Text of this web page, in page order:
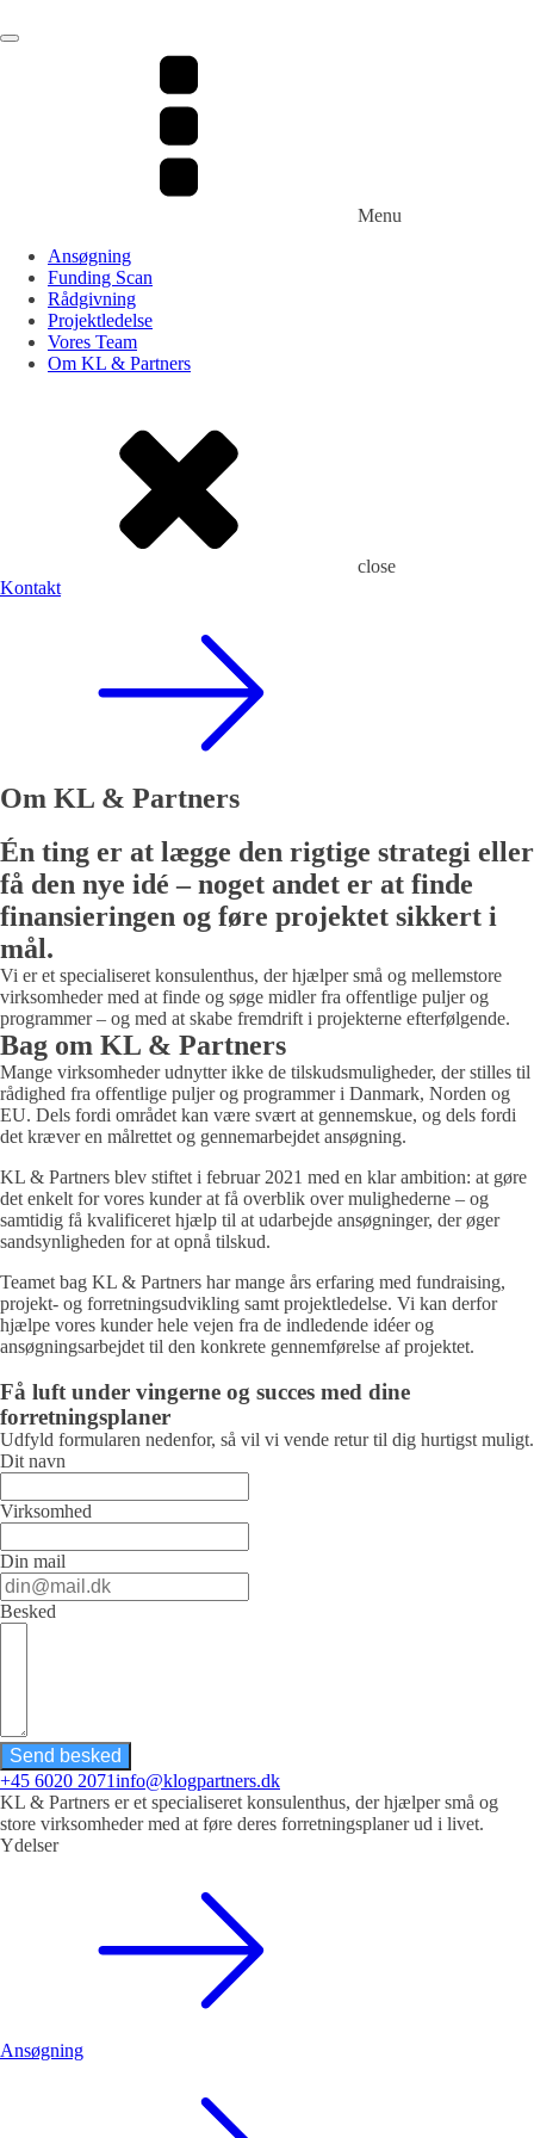
Menu
Ansøgning
Funding Scan
Rådgivning
Projektledelse
Vores Team
Om KL & Partners
close
Kontakt
Om KL & Partners
Én ting er at lægge den rigtige strategi eller
få den nye idé – noget andet er at finde
finansieringen og føre projektet sikkert i
mål.
Vi er et specialiseret konsulenthus, der hjælper små og mellemstore
virksomheder med at finde og søge midler fra offentlige puljer og
programmer – og med at skabe fremdrift i projekterne efterfølgende.
Bag om KL & Partners
Mange virksomheder udnytter ikke de tilskudsmuligheder, der stilles til
rådighed fra offentlige puljer og programmer i Danmark, Norden og
EU. Dels fordi området kan være svært at gennemskue, og dels fordi
det kræver en målrettet og gennemarbejdet ansøgning.
KL & Partners blev stiftet i februar 2021 med en klar ambition: at gøre
det enkelt for vores kunder at få overblik over mulighederne – og
samtidig få kvalificeret hjælp til at udarbejde ansøgninger, der øger
sandsynligheden for at opnå tilskud.
Teamet bag KL & Partners har mange års erfaring med fundraising,
projekt- og forretningsudvikling samt projektledelse. Vi kan derfor
hjælpe vores kunder hele vejen fra de indledende idéer og
ansøgningsarbejdet til den konkrete gennemførelse af projektet.
Få luft under vingerne og succes med dine
forretningsplaner
Udfyld formularen nedenfor, så vil vi vende retur til dig hurtigst muligt.
Dit navn
Virksomhed
Din mail
Besked
Send besked
+45 6020 2071info@klogpartners.dk
KL & Partners er et specialiseret konsulenthus, der hjælper små og
store virksomheder med at føre deres forretningsplaner ud i livet.
Ydelser
Ansøgning